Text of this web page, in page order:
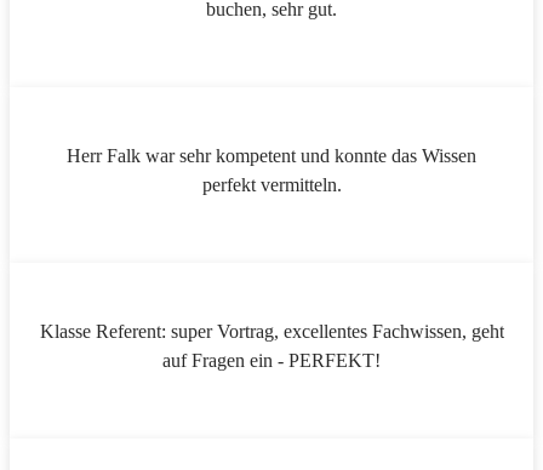
buchen, sehr gut.
Herr Falk war sehr kompetent und konnte das Wissen
perfekt vermitteln.
Klasse Referent: super Vortrag, excellentes Fachwissen, geht
auf Fragen ein - PERFEKT!